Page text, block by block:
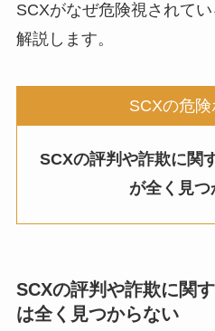
SCXがなぜ危険視されて
解説します。
SCXの危険
SCXの評判や詐欺に関
が全く見
SCXの評判や詐欺に関
は全く見つからない